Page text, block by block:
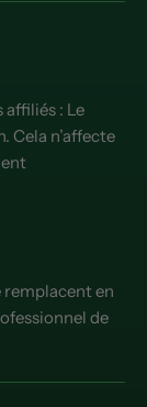
: Le
Cela n’affecte
en
de